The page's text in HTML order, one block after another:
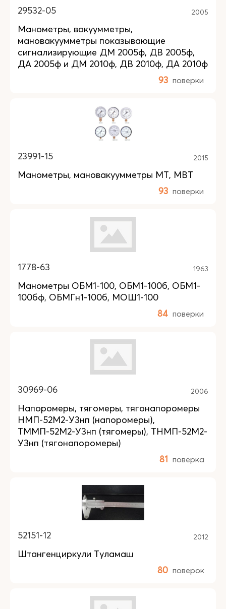
29532-05 2005
Манометры, вакуумметры,
мановакуумметры показывающие
сигнализирующие ДМ 2005ф, ДВ 2005ф,
ДА 2005ф и ДМ 2010ф, ДВ 2010ф, ДА 2010ф
93 поверки
23991-15 2015
Манометры, мановакуумметры МТ, МВТ
93 поверки
1778-63 1963
Манометры ОБМ1-100, ОБМ1-100б, ОБМ1-
100бф, ОБМГн1-100б, МОШ1-100
84 поверки
30969-06 2006
Напоромеры, тягомеры, тягонапоромеры
НМП-52М2-У3нп (напоромеры),
ТММП-52М2-У3нп (тягомеры), ТНМП-52М2-
У3нп (тягонапоромеры)
81 поверка
52151-12 2012
Штангенциркули Туламаш
80 поверок